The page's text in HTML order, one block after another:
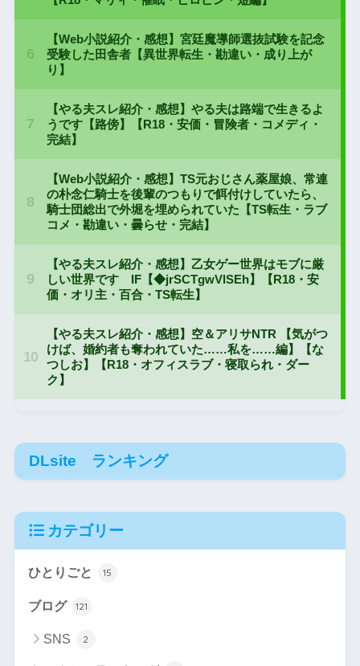
DLsite ランキング
カテゴリー
ひとりごと 15
ブログ 121
SNS 2